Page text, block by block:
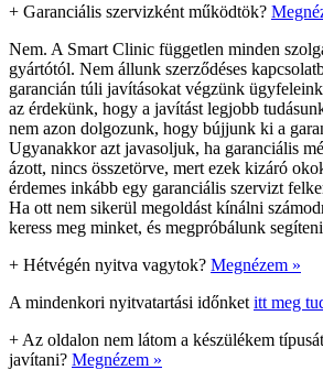
+ Garanciális szervizként működtök?
Nem. A Smart Clinic független minden
gyártótól. Nem állunk szerződéses
garancián túli javításokat végzünk
az érdekünk, hogy a javítást legjobb
nem azon dolgozunk, hogy bújjunk ki a
Ugyanakkor azt javasoljuk, ha garanciális
ázott, nincs összetörve, mert ezek kizáró
érdemes inkább egy garanciális szervizt
Ha ott nem sikerül megoldást kínálni
keress meg minket, és megpróbálunk
+ Hétvégén nyitva vagytok? Megnézem »
A mindenkori nyitvatartási időnket itt meg
+ Az oldalon nem látom a készülékem
javítani? Megnézem »